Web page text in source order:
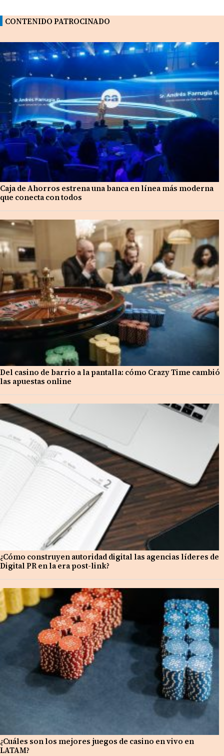
CONTENIDO PATROCINADO
Caja de Ahorros estrena una banca en línea más moderna
que conecta con todos
Del casino de barrio a la pantalla: cómo Crazy Time cambió
las apuestas online
¿Cómo construyen autoridad digital las agencias líderes de
Digital PR en la era post-link?
¿Cuáles son los mejores juegos de casino en vivo en
LATAM?